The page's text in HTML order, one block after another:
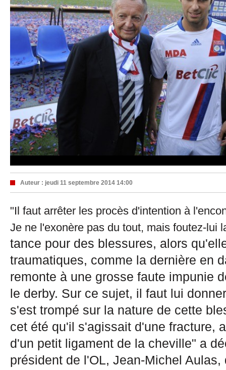
Auteur : jeudi 11 septembre 2014 14:00
"Il faut arrêter les procès d'intention à
Je ne l'exonère pas du tout, mais foutez-lui
tance pour des blessures, alors
traumatiques, comme la dernière en
remonte à une grosse faute impunie
le derby. Sur ce sujet, il faut lui
s'est trompé sur la nature de cette
cet été qu'il s'agissait d'une fracture,
d'un petit ligament de la cheville" a
président de l'OL, Jean-Michel Aulas,